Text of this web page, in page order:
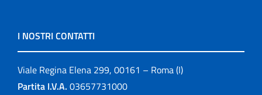
I NOSTRI CONTATTI
Viale Regina Elena 299, 00161 – Roma (I)
Partita I.V.A. 03657731000